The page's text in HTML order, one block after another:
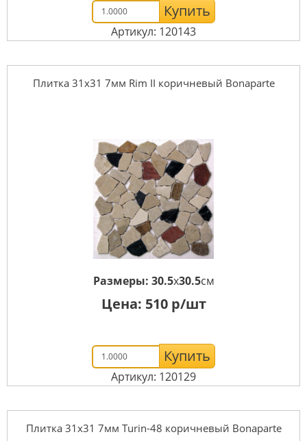
Купить
Артикул: 120143
Плитка 31x31 7мм Rim II коричневый Bonaparte
Размеры: 30.5x30.5см
Цена: 510р/шт
Купить
Артикул: 120129
Плитка 31x31 7мм Turin-48 коричневый Bonaparte